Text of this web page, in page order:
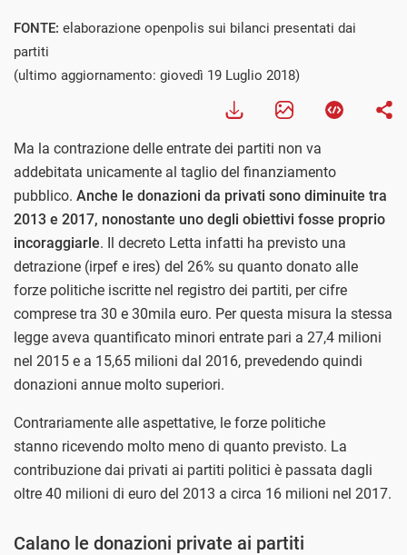
FONTE: elaborazione openpolis sui bilanci presentati dai
partiti
(ultimo aggiornamento: giovedì 19 Luglio 2018)
Ma la contrazione delle entrate dei partiti non va
addebitata unicamente al taglio del finanziamento
pubblico. Anche le donazioni da privati sono diminuite tra
2013 e 2017, nonostante uno degli obiettivi fosse proprio
incoraggiarle. Il decreto Letta infatti ha previsto una
detrazione (irpef e ires) del 26% su quanto donato alle
forze politiche iscritte nel registro dei partiti, per cifre
comprese tra 30 e 30mila euro. Per questa misura la stessa
legge aveva quantificato minori entrate pari a 27,4 milioni
nel 2015 e a 15,65 milioni dal 2016, prevedendo quindi
donazioni annue molto superiori.
Contrariamente alle aspettative, le forze politiche
stanno ricevendo molto meno di quanto previsto. La
contribuzione dai privati ai partiti politici è passata dagli
oltre 40 milioni di euro del 2013 a circa 16 milioni nel 2017.
Calano le donazioni private ai partiti